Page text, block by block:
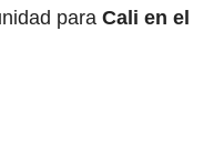
para Cali en el